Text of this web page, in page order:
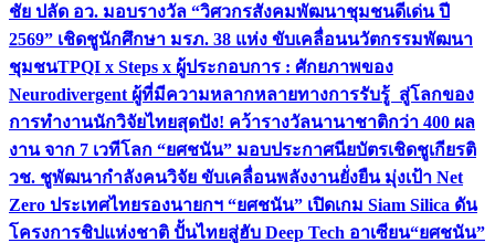
ชัย ปลัด อว. มอบรางวัล “วิศวกรสังคมพัฒนาชุมชนดีเด่น ปี
2569” เชิดชูนักศึกษา มรภ. 38 แห่ง ขับเคลื่อนนวัตกรรมพัฒนา
ชุมชนTPQI x Steps x ผู้ประกอบการ : ศักยภาพของ
Neurodivergent ผู้ที่มีความหลากหลายทางการรับรู้ สู่โลกของ
การทำงานนักวิจัยไทยสุดปัง! คว้ารางวัลนานาชาติกว่า 400 ผล
งาน จาก 7 เวทีโลก “ยศชนัน” มอบประกาศนียบัตรเชิดชูเกียรติ
วช. ชูพัฒนากำลังคนวิจัย ขับเคลื่อนพลังงานยั่งยืน มุ่งเป้า Net
Zero ประเทศไทยรองนายกฯ “ยศชนัน” เปิดเกม Siam Silica ดัน
โครงการชิปแห่งชาติ ปั้นไทยสู่ฮับ Deep Tech อาเซียน“ยศชนัน”